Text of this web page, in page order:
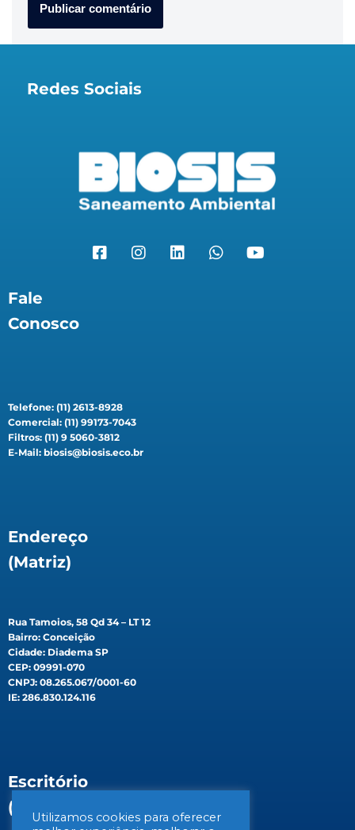
Redes Sociais
Fale
Conosco
Telefone: (11) 2613-8928
Comercial: (11) 99173-7043
Filtros: (11) 9 5060-3812
E-Mail: biosis@biosis.eco.br
Endereço
(Matriz)
Rua Tamoios, 58 Qd 34 – LT 12
Bairro: Conceição
Cidade: Diadema SP
CEP: 09991-070
CNPJ: 08.265.067/0001-60
IE: 286.830.124.116
Escritório
(Filial)
Utilizamos cookies para oferecer